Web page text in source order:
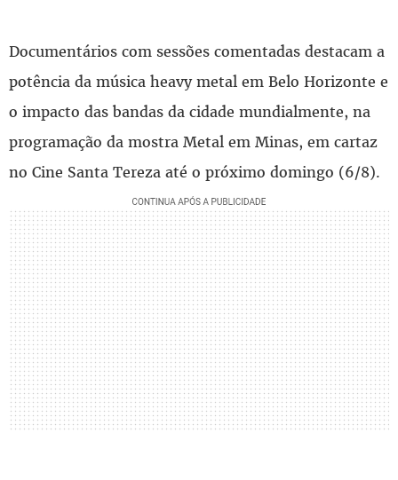
Documentários com sessões comentadas destacam a
potência da música heavy metal em Belo Horizonte e
o impacto das bandas da cidade mundialmente, na
programação da mostra Metal em Minas, em cartaz
no Cine Santa Tereza até o próximo domingo (6/8).